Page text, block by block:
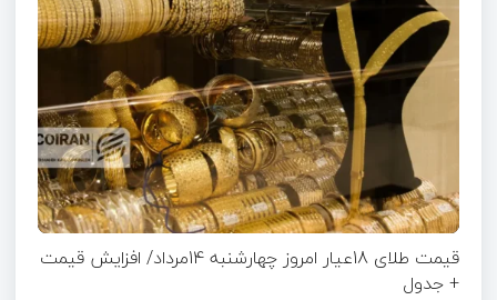
قیمت طلای 18عیار امروز چهارشنبه 14مرداد/ افزایش قیمت
+ جدول